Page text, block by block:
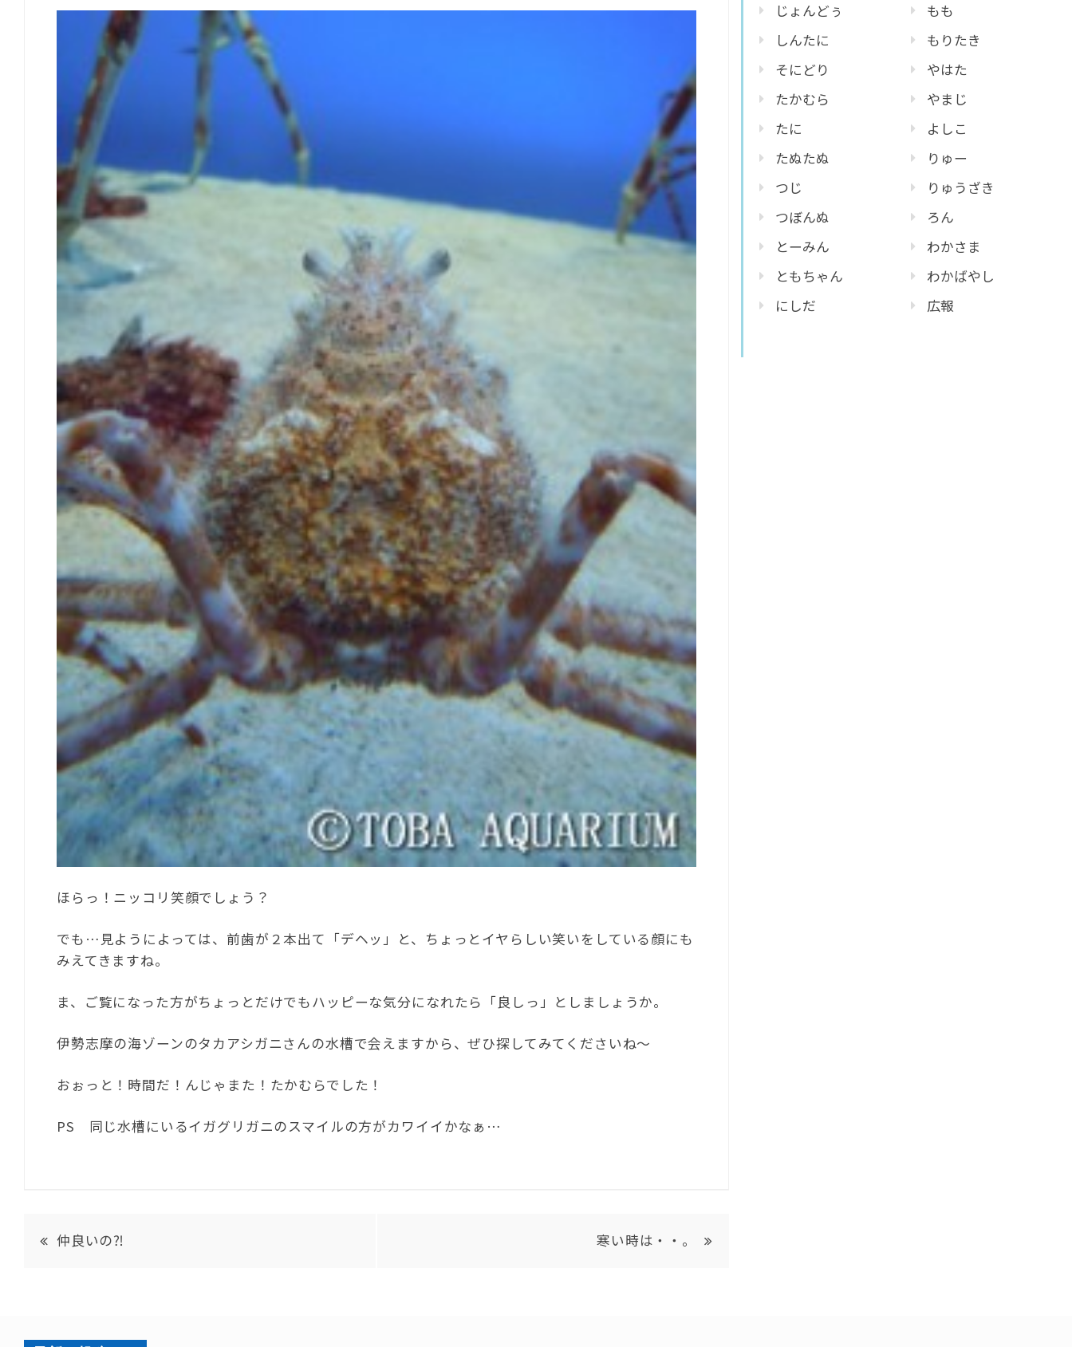
ほらっ！ニッコリ笑顔でしょう？
でも…見ようによっては、前歯が２本出て「デヘッ」と、ちょっとイヤらしい笑いをしている顔にも
みえてきますね。
ま、ご覧になった方がちょっとだけでもハッピーな気分になれたら「良しっ」としましょうか。
伊勢志摩の海ゾーンのタカアシガニさんの水槽で会えますから、ぜひ探してみてくださいね～
おぉっと！時間だ！んじゃまた！たかむらでした！
PS 同じ水槽にいるイガグリガニのスマイルの方がカワイイかなぁ…
仲良いの⁈ 寒い時は・・。
じょんどぅ
しんたに
そにどり
たかむら
たに
たぬたぬ
つじ
つぼんぬ
とーみん
ともちゃん
にしだ
もも
もりたき
やはた
やまじ
よしこ
りゅー
りゅうざき
ろん
わかさま
わかばやし
広報